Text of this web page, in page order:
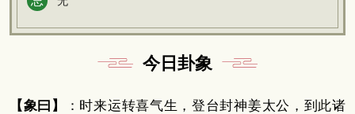
今日卦象
【象曰】
：时来运转喜气生，登台封神姜太公，到此诸